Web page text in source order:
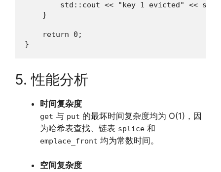
std::cout << "key 1 evicted" <<
    }
    return 0;
}
5. 性能分析
时间复杂度
get 与 put 的最坏时间复杂度均为 O(1)，因
为哈希表查找、链表 splice 和
emplace_front 均为常数时间。
空间复杂度